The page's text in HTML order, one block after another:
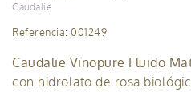
Caudalie
Referencia: 001249
Caudalie Vinopure Fluido
con hidrolato de rosa